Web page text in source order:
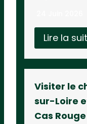
Lire la
Visiter le
sur-Loire
Cas Rouge